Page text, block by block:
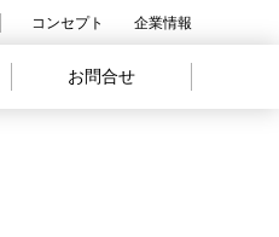
コンセプト 企業情報
お問合せ